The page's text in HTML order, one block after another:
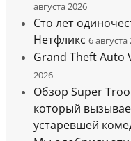
августа 2026
Сто лет
Нетфликс 6 августа
Grand Theft Auto
2026
Обзор Super
который
устаревшей